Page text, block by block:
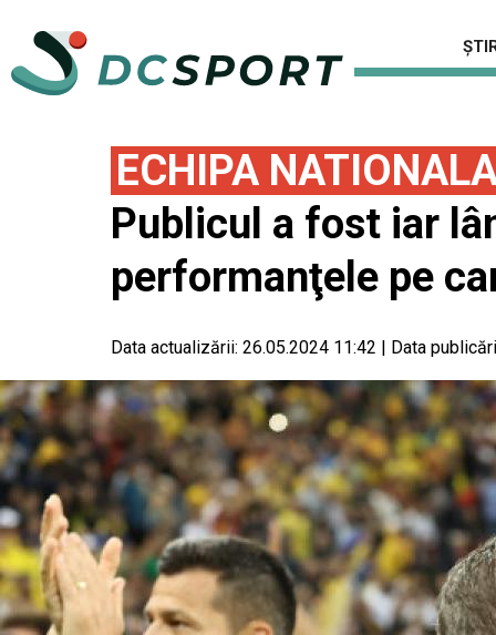
ECHIPA
Publicul a fost iar
performanţele pe
Data actualizării: 26.05.2024 11:42 | Data